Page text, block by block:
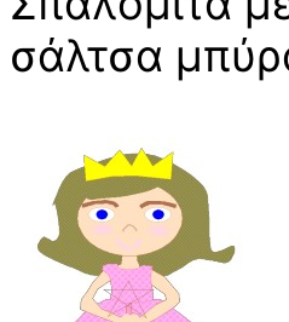
σάλτσα